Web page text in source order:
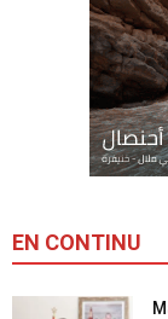
EN CONTINU